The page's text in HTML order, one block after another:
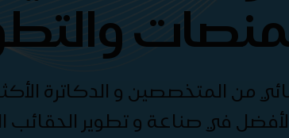
من المتخصصين و الدكاترة
في صناعة و تطوير الحقائب